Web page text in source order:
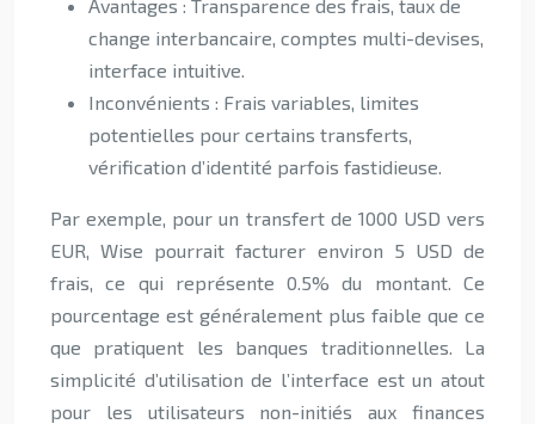
Avantages : Transparence des frais, taux de
change interbancaire, comptes multi-devises,
interface intuitive.
Inconvénients : Frais variables, limites
potentielles pour certains transferts,
vérification d’identité parfois fastidieuse.
Par exemple, pour un transfert de 1000 USD vers
EUR, Wise pourrait facturer environ 5 USD de
frais, ce qui représente 0.5% du montant. Ce
pourcentage est généralement plus faible que ce
que pratiquent les banques traditionnelles. La
simplicité d’utilisation de l’interface est un atout
pour les utilisateurs non-initiés aux finances